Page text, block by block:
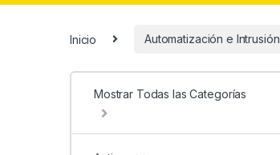
Inicio Automatización e Intrusión
Mostrar Todas las Categorías